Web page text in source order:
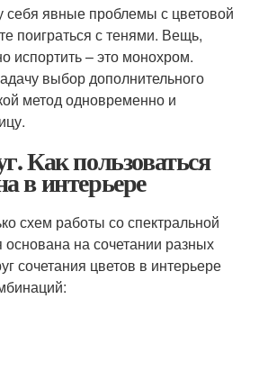
себя явные проблемы с цветовой
поиграться с тенями. Вещь,
испортить – это монохром.
выбор дополнительного
метод одновременно и
Как пользоваться
в интерьере
схем работы со спектральной
на сочетании разных
сочетания цветов в интерьере